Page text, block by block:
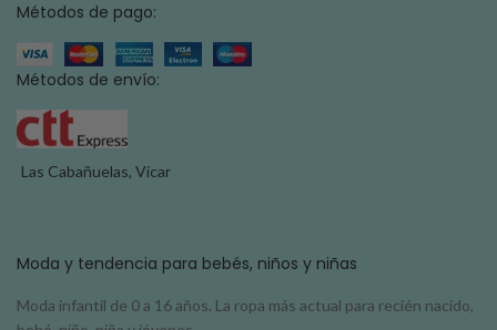
Métodos de pago:
Métodos de envío:
Las Cabañuelas, Vícar
Moda y tendencia para bebés, niños y niñas
Moda infantil de 0 a 16 años. La ropa más actual para recién nacido,